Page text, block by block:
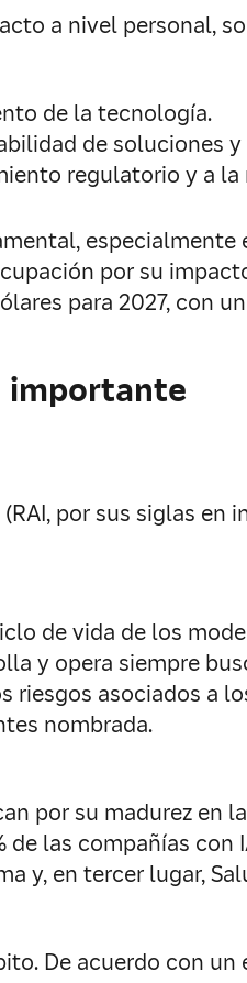
a nivel personal,
de la tecnología.
de soluciones
regulatorio y a
por su
para 2027, con
importante
por sus siglas en
de vida de los
y opera siempre
asociados a
nombrada.
por su madurez en
las compañías
y, en tercer lugar,
De acuerdo con